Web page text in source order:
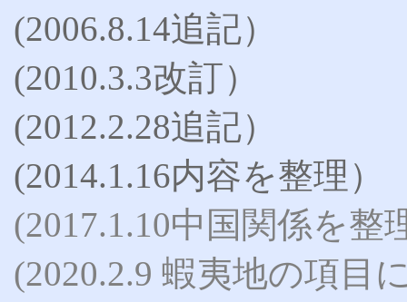
(2006.8.14追記）
(2010.3.3改訂）
(2012.2.28追記）
(2014.1.16内容を整理）
(2017.1.10中国関係を整
(2020.2.9 蝦夷地の項目